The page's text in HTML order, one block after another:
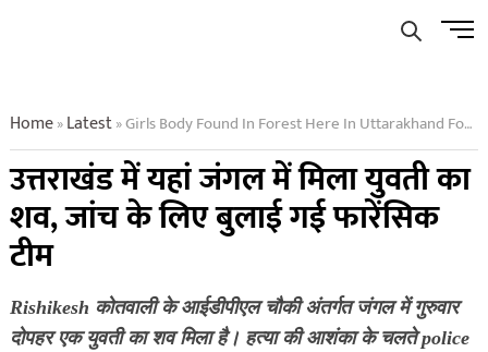
Menu
Home»Latest»Girls Body Found In Forest Here In Uttarakhand Forensic Team Called For Investigation
उत्तराखंड में यहां जंगल में मिला युवती का
शव, जांच के लिए बुलाई गई फारेंसिक
टीम
Rishikesh कोतवाली के आईडीपीएल चौकी अंतर्गत जंगल में गुरुवार
दोपहर एक युवती का शव मिला है। हत्या की आशंका के चलते police